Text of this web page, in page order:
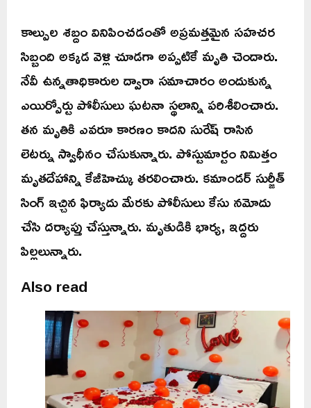
కాల్పుల శబ్దం వినిపించడంతో అప్రమత్తమైన సహచర
సిబ్బంది అక్కడ వెళ్లి చూడగా అప్పటికే మృతి చెందారు.
నేవీ ఉన్నతాధికారుల ద్వారా సమాచారం అందుకున్న
ఎయిర్పోర్టు పోలీసులు ఘటనా స్థలాన్ని పరిశీలించారు.
తన మృతికి ఎవరూ కారణం కాదని సురేష్ రాసిన
లెటర్ను స్వాధీనం చేసుకున్నారు. పోస్టుమార్టం నిమిత్తం
మృతదేహాన్ని కేజీహెచ్కు తరలించారు. కమాండర్ సుర్జీత్
సింగ్ ఇచ్చిన ఫిర్యాదు మేరకు పోలీసులు కేసు నమోదు
చేసి దర్యాప్తు చేస్తున్నారు. మృతుడికి భార్య, ఇద్దరు
పిల్లలున్నారు.
Also read